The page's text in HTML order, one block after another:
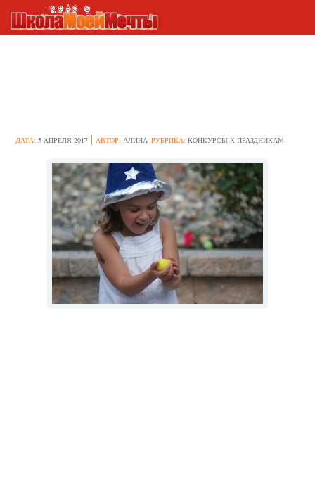
ДАТА:5 АПРЕЛЯ 2017 АВТОР:АЛИНА РУБРИКА:КОНКУРСЫ К ПРАЗДНИКАМ